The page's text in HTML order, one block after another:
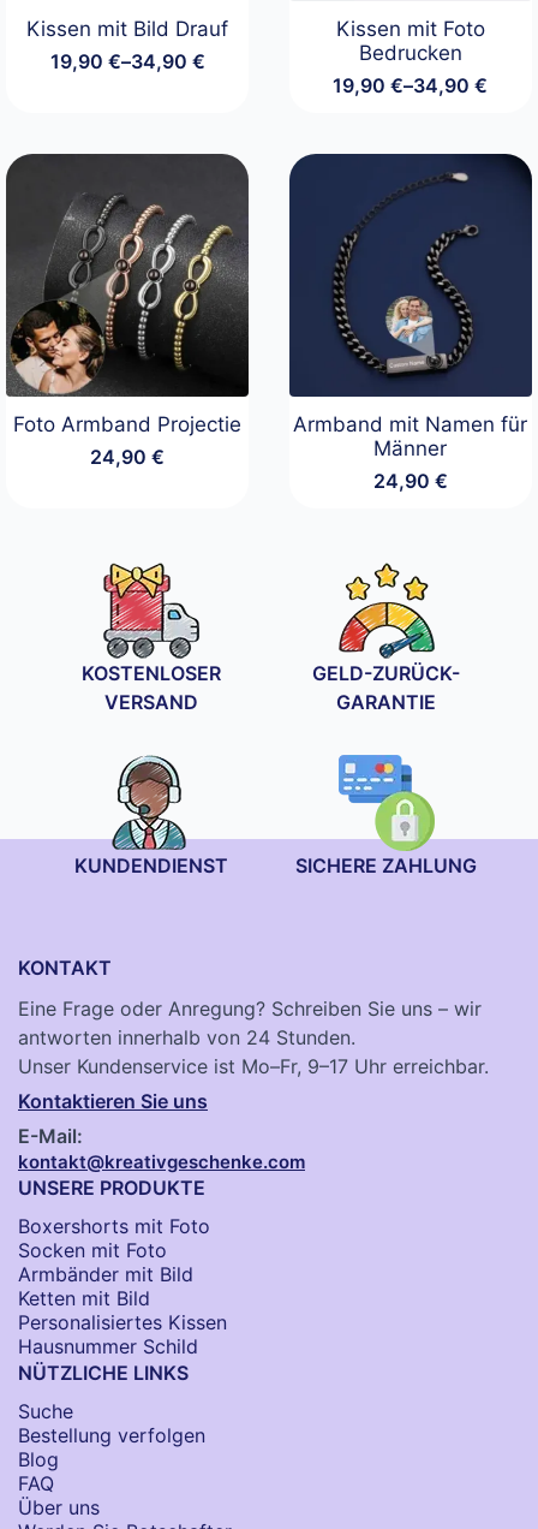
Kissen mit Bild Drauf
19,90 €–34,90 €
Preisspanne:
Kissen mit Foto
Bedrucken
19,90€–34,90€
Preisspanne:
Foto Armband Projectie
24,90€
Armband mit Namen für
Männer
24,90 €
KOSTENLOSER
VERSAND
GELD-ZURÜCK-
GARANTIE
KUNDENDIENST SICHERE ZAHLUNG
KONTAKT
Eine Frage oder Anregung? Schreiben Sie uns – wir
antworten innerhalb von 24 Stunden.
Unser Kundenservice ist Mo–Fr, 9–17 Uhr erreichbar.
Kontaktieren Sie uns
E-Mail:
kontakt@kreativgeschenke.com
UNSERE PRODUKTE
Boxershorts mit Foto
Socken​ mit Foto
Armbänder mit Bild​
Ketten mit Bild
Personalisiertes Kissen
Hausnummer Schild
NÜTZLICHE LINKS
Suche
Bestellung verfolgen
Blog
FAQ
Über uns